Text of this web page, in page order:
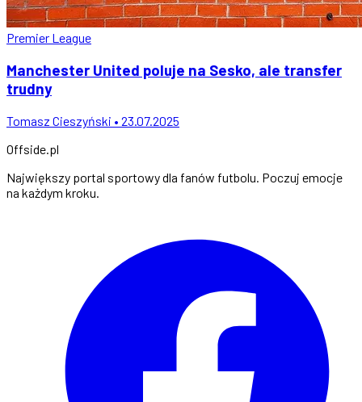
Premier League
Manchester United poluje na Sesko, ale transfer
trudny
Tomasz Cieszyński • 23.07.2025
Offside.pl
Największy portal sportowy dla fanów futbolu. Poczuj emocje
na każdym kroku.